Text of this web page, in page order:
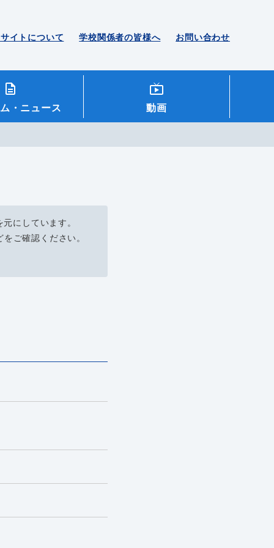
イトについて 学校関係者の皆様へ お問い合わせ
・ニュース 動画
にしています。
ご確認ください。